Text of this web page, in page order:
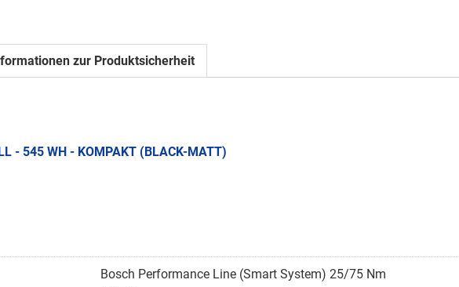
zur Produktsicherheit
- 545 WH - KOMPAKT (BLACK-MATT)
Bosch Performance Line (Smart System) 25/75 Nm